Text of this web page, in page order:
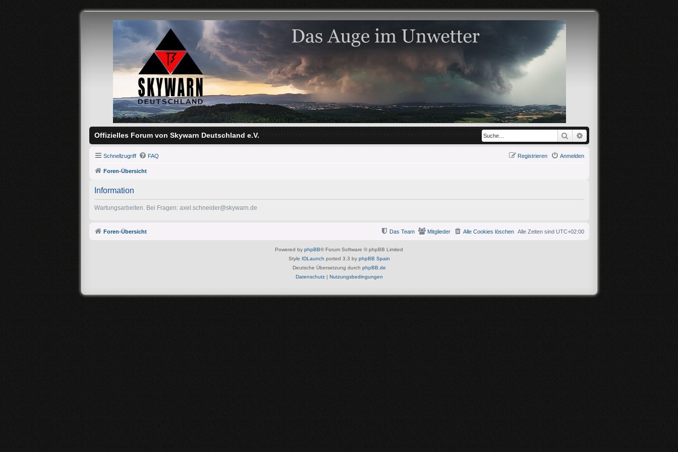
Offizielles Forum von Skywarn Deutschland e.V. Suche
Schnellzugriff FAQ Anmelden
Registrieren
Foren-Übersicht
Information
Wartungsarbeiten. Bei Fragen: axel.schneider@skywarn.de
Foren-Übersicht Alle Zeiten sind UTC+02:00
Alle Cookies löschen
Mitglieder
Das Team
Powered by phpBB® Forum Software © phpBB Limited
Style IDLaunch ported 3.3 by phpBB Spain
Deutsche Übersetzung durch phpBB.de
Datenschutz| Nutzungsbedingungen